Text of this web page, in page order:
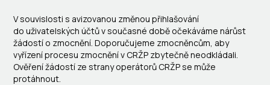
V souvislosti s avizovanou změnou přihlašování
do uživatelských účtů v současné době očekáváme nárůst
žádostí o zmocnění. Doporučujeme zmocněncům, aby
vyřízení procesu zmocnění v CRŽP zbytečně neodkládali.
Ověření žádostí ze strany operátorů CRŽP se může
protáhnout.